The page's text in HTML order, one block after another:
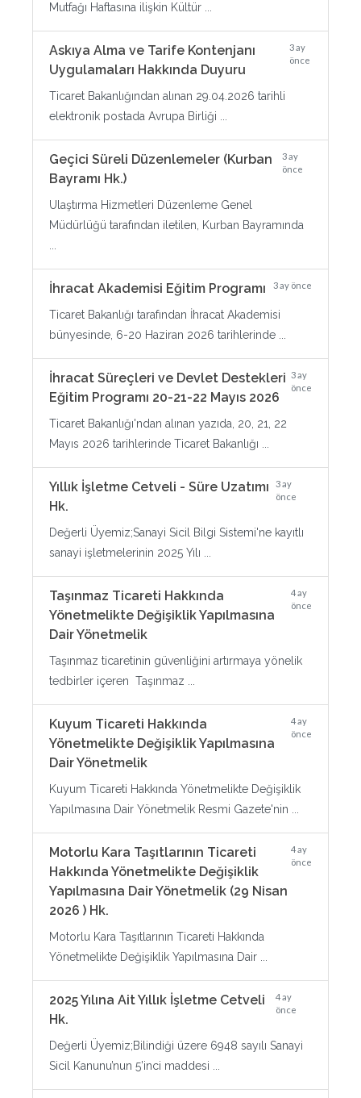
Mutfağı Haftasına ilişkin Kültür ...
Askıya Alma ve Tarife Kontenjanı
Uygulamaları Hakkında Duyuru
3 ay
önce
Ticaret Bakanlığından alınan 29.04.2026 tarihli
elektronik postada Avrupa Birliği ...
Geçici Süreli Düzenlemeler (Kurban
Bayramı Hk.)
3 ay
önce
Ulaştırma Hizmetleri Düzenleme Genel
Müdürlüğü tarafından iletilen, Kurban Bayramında
İhracat Akademisi Eğitim Programı 3 ay önce
Ticaret Bakanlığı tarafından İhracat Akademisi
bünyesinde, 6-20 Haziran 2026 tarihlerinde ...
İhracat Süreçleri ve Devlet Destekleri
Eğitim Programı 20-21-22 Mayıs 2026
3 ay
önce
Ticaret Bakanlığı'ndan alınan yazıda, 20, 21, 22
Mayıs 2026 tarihlerinde Ticaret Bakanlığı ...
Yıllık İşletme Cetveli - Süre Uzatımı
Hk.
3 ay
önce
Değerli Üyemiz;Sanayi Sicil Bilgi Sistemi'ne kayıtlı
sanayi işletmelerinin 2025 Yılı ...
Taşınmaz Ticareti Hakkında
Yönetmelikte Değişiklik Yapılmasına
Dair Yönetmelik
4 ay
önce
Taşınmaz ticaretinin güvenliğini artırmaya yönelik
tedbirler içeren Taşınmaz ...
Kuyum Ticareti Hakkında
Yönetmelikte Değişiklik Yapılmasına
Dair Yönetmelik
4 ay
önce
Kuyum Ticareti Hakkında Yönetmelikte Değişiklik
Yapılmasına Dair Yönetmelik Resmi Gazete'nin ...
Motorlu Kara Taşıtlarının Ticareti
Hakkında Yönetmelikte Değişiklik
Yapılmasına Dair Yönetmelik (29 Nisan
2026 ) Hk.
4 ay
önce
Motorlu Kara Taşıtlarının Ticareti Hakkında
Yönetmelikte Değişiklik Yapılmasına Dair ...
2025 Yılına Ait Yıllık İşletme Cetveli
Hk.
4 ay
önce
Değerli Üyemiz;Bilindiği üzere 6948 sayılı Sanayi
Sicil Kanunu’nun 5’inci maddesi ...